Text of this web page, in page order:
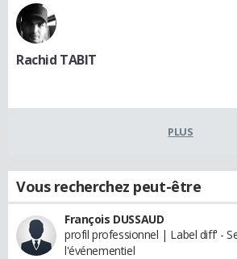
Rachid TABIT
PLUS
Vous recherchez peut-être
François DUSSAUD
profil professionnel | Label diff' -
l'événementiel